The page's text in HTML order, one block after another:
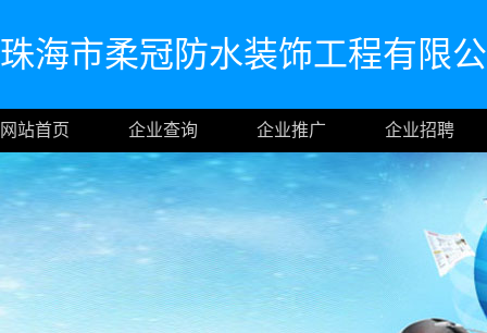
珠海市柔冠防水装饰工程有限
网站首页 企业查询 企业推广 企业招聘